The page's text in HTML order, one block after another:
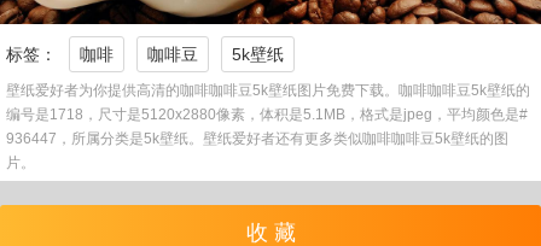
标签： 咖啡 咖啡豆 5k壁纸
壁纸爱好者为你提供高清的咖啡咖啡豆5k壁纸图片免费下载。咖啡咖啡豆5k壁纸的
编号是1718，尺寸是5120x2880像素，体积是5.1MB，格式是jpeg，平均颜色是#
936447，所属分类是5k壁纸。壁纸爱好者还有更多类似咖啡咖啡豆5k壁纸的图
片。
收 藏